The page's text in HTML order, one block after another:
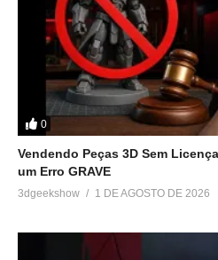
0
Vendendo Peças 3D Sem
um Erro GRAVE
3dgeekshow 1 DE AGOSTO DE 2026